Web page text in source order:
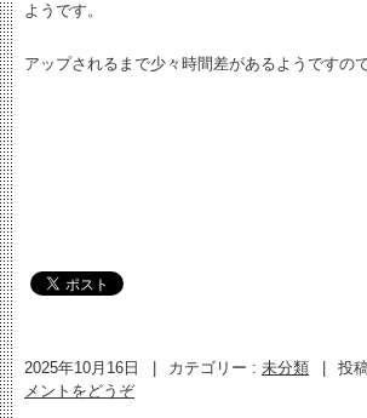
ようです。
アップされるまで少々時間差があるようですの
2025年10月16日 カテゴリー : 未分類 投
メントをどうぞ